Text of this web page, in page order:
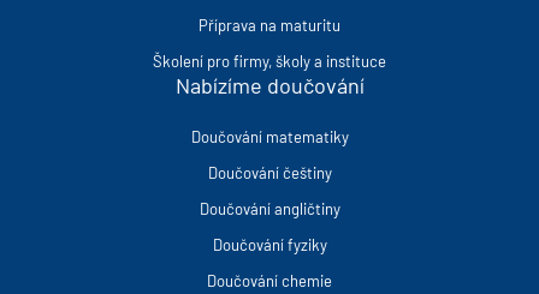
Příprava na maturitu
Školení pro firmy, školy a instituce
Nabízíme doučování
Doučování matematiky
Doučování češtiny
Doučování angličtiny
Doučování fyziky
Doučování chemie